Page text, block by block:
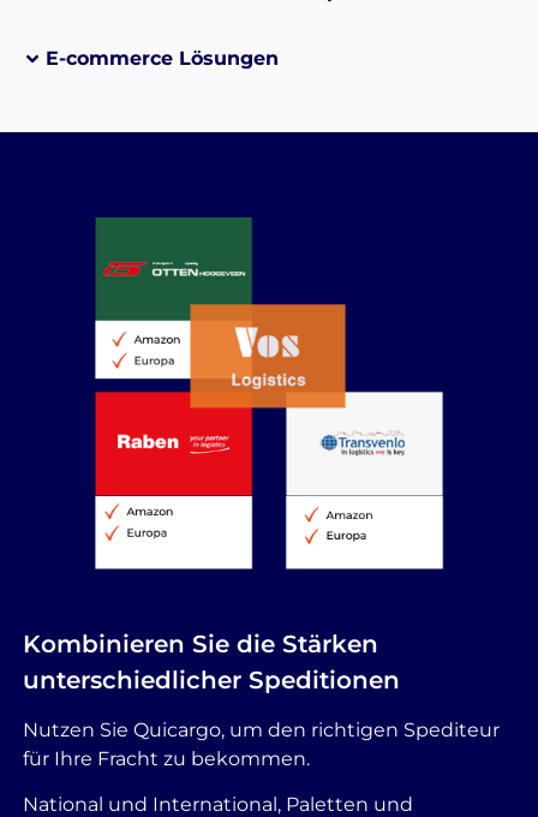
E-commerce Lösungen
Kombinieren Sie die Stärken
unterschiedlicher Speditionen
Nutzen Sie Quicargo, um den richtigen Spediteur
für Ihre Fracht zu bekommen.
National und International, Paletten und